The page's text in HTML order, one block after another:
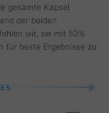
gesamte Kapsel
der beiden
wir, sie mit 50%
für beste Ergebnisse zu